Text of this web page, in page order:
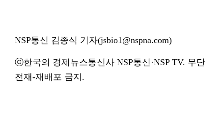
NSP통신 김종식 기자(jsbio1@nspna.com)
ⓒ한국의 경제뉴스통신사 NSP통신·NSP TV. 무단
전재-재배포 금지.